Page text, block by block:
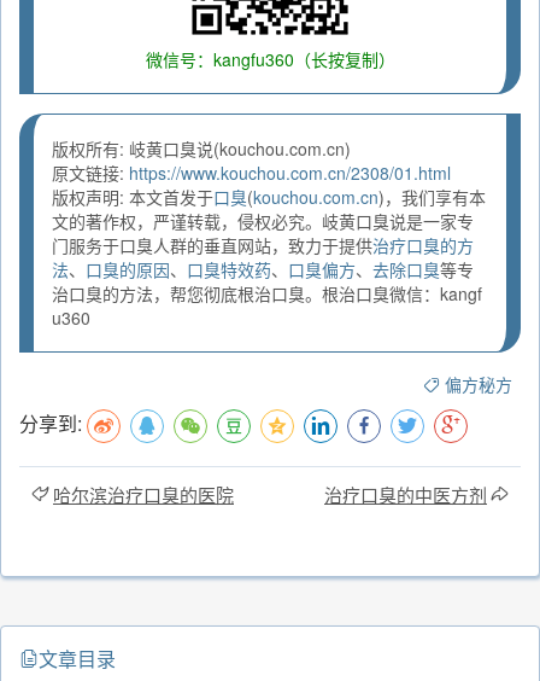
微信号：kangfu360（长按复制）
版权所有: 岐黄口臭说(kouchou.com.cn)
原文链接: https://www.kouchou.com.cn/2308/01.html
版权声明: 本文首发于口臭(kouchou.com.cn)，我们享有本
文的著作权，严谨转载，侵权必究。岐黄口臭说是一家专
门服务于口臭人群的垂直网站，致力于提供治疗口臭的方
法、 口臭的原因、 口臭特效药、 口臭偏方、 去除口臭等专
治口臭的方法，帮您彻底根治口臭。根治口臭微信：kangf
u360
偏方秘方
分享到:
哈尔滨治疗口臭的医院 治疗口臭的中医方剂
文章目录